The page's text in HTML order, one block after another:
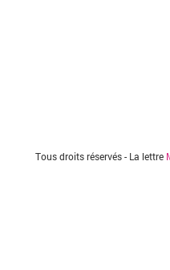
Tous droits réservés - La lettre